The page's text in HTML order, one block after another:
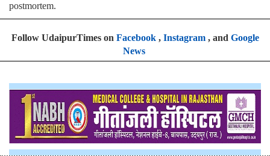
postmortem.
Follow UdaipurTimes on Facebook, Instagram, and Google
News